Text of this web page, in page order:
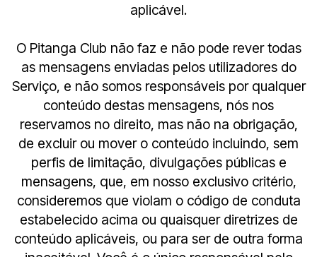
aplicável.
O Pitanga Club não faz e não pode rever todas
as mensagens enviadas pelos utilizadores do
Serviço, e não somos responsáveis por qualquer
conteúdo destas mensagens, nós nos
reservamos no direito, mas não na obrigação,
de excluir ou mover o conteúdo incluindo, sem
perfis de limitação, divulgações públicas e
mensagens, que, em nosso exclusivo critério,
consideremos que violam o código de conduta
estabelecido acima ou quaisquer diretrizes de
conteúdo aplicáveis, ou para ser de outra forma